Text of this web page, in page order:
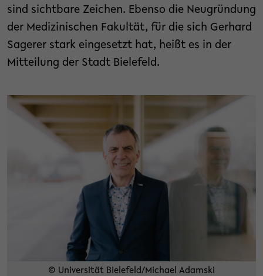
sind sichtbare Zeichen. Ebenso die Neugründung
der Medizinischen Fakultät, für die sich Gerhard
Sagerer stark eingesetzt hat, heißt es in der
Mitteilung der Stadt Bielefeld.
© Universität Bielefeld/Michael Adamski